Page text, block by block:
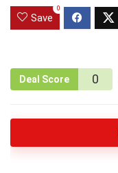
Save
0
Deal Score 0